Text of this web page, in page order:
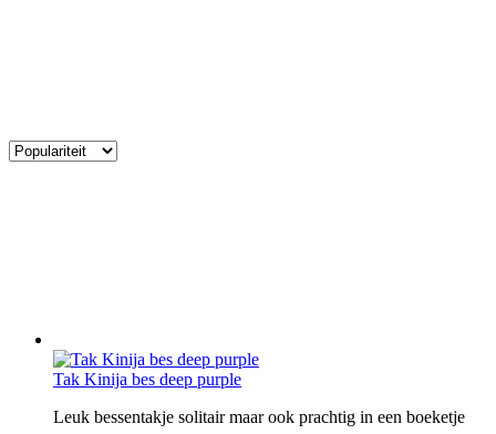
Tak Kinija bes deep purple
Leuk bessentakje solitair maar ook prachtig in een boeketje